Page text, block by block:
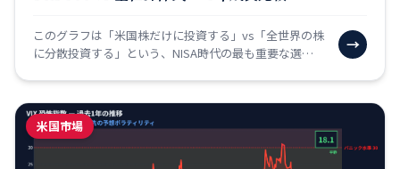
このグラフは「米国株だけに投資する」vs「全世界の株
に分散投資する」という、NISA時代の最も重要な選択
→
米国市場